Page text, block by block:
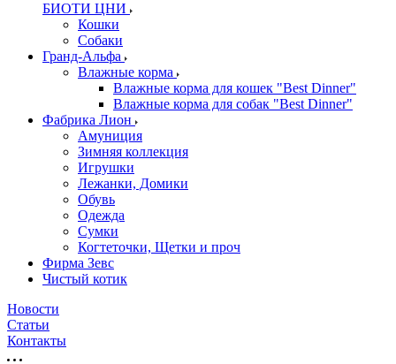
БИОТИ ЦНИ
Кошки
Собаки
Гранд-Альфа
Влажные корма
Влажные корма для кошек "Best Dinner"
Влажные корма для собак "Best Dinner"
Фабрика Лион
Амуниция
Зимняя коллекция
Игрушки
Лежанки, Домики
Обувь
Одежда
Сумки
Когтеточки, Щетки и проч
Фирма Зевс
Чистый котик
Новости
Статьи
Контакты